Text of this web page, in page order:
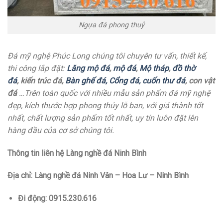
Ngựa đá phong thuỷ
Đá mỹ nghệ Phúc Long chúng tôi chuyên tư vấn, thiết kế,
thi công lắp đặt: Lăng mộ đá, mộ đá,Mộ tháp, đồ thờ
đá, kiến trúc đá, Bàn ghế đá, Cổng đá, cuốn thư đá, con vật
đá…Trên toàn quốc với nhiều mẫu sản phẩm đá mỹ nghệ
đẹp, kích thước hợp phong thủy lỗ ban, với giá thành tốt
nhất, chất lượng sản phẩm tốt nhất, uy tín luôn đặt lên
hàng đầu của cơ sở chúng tôi.
Thông tin liên hệ Làng nghề đá Ninh Bình
Địa chỉ: Làng nghề đá Ninh Vân – Hoa Lư – Ninh Bình
Đi động: 0915.230.616